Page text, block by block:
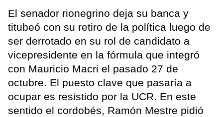
El senador rionegrino deja su banca y
titubeó con su retiro de la política luego de
ser derrotado en su rol de candidato a
vicepresidente en la fórmula que integró
con Mauricio Macri el pasado 27 de
octubre. El puesto clave que pasaría a
ocupar es resistido por la UCR. En este
sentido el cordobés, Ramón Mestre pidió